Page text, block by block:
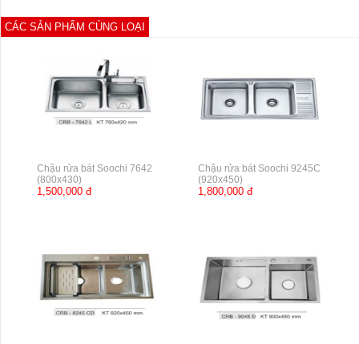
CÁC SẢN PHẨM CÙNG LOẠI
Chậu rửa bát Soochi 7642
(800x430)
1,500,000 đ
Chậu rửa bát Soochi 9245C
(920x450)
1,800,000 đ